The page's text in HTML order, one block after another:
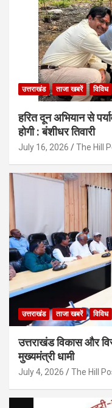
उत्तराखंड ताजा खबरें विविध
हरित दून अभियान से
होगी : बंशीधर तिवारी
July 16, 2026 The Hill
उत्तराखंड ताजा खबरें विविध
उत्तराखंड विकास और
मुख्यमंत्री धामी
July 4, 2026 The Hill